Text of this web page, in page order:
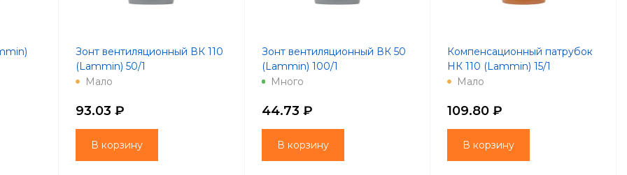
Зонт вентиляционный ВК 110
(Lammin) 50/1
Мало
93.03 ₽
В корзину
Зонт вентиляционный ВК 50
(Lammin) 100/1
Много
44.73 ₽
В корзину
Компенсационный патрубок
НК 110 (Lammin) 15/1
Мало
109.80 ₽
В корзину